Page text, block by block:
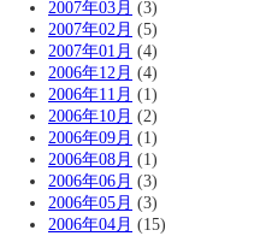
2007年03月 (3)
2007年02月 (5)
2007年01月 (4)
2006年12月 (4)
2006年11月 (1)
2006年10月 (2)
2006年09月 (1)
2006年08月 (1)
2006年06月 (3)
2006年05月 (3)
2006年04月 (15)